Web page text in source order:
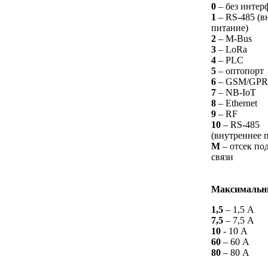
0 – без
1 – RS-485
питание)
2 – M-Bus
3 – LoRa
4 – PLC
5 – оптопорт
6 – GSM/
7 – NB-IoT
8 – Ethernet
9 – RF
10 – RS-485
(внутреннее
М – отсек
связи
1,5 – 1,5 А
7,5 – 7,5 А
10 - 10 А
60 – 60 А
80 – 80 А